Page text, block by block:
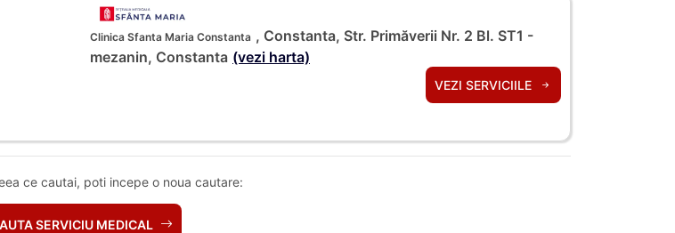
Clinica Sfanta Maria Constanta , Constanta, Str. Primăverii Nr. 2 Bl. ST1 -
mezanin, Constanta (vezi harta)
VEZI SERVICIILE
ce cautai, poti incepe o noua cautare:
SERVICIU MEDICAL